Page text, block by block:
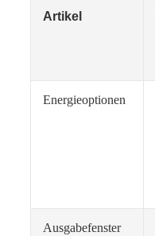
Artikel
Energieoptionen
Ausgabefenster